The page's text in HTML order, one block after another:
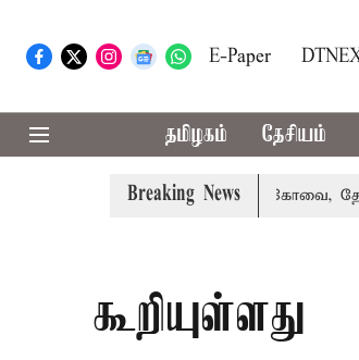
E-Paper
தமிழகம் தேசியம்
Breaking News
வாபஸ் பெற்றார் சங்கீதா கோவை,
கூறியுள்ளது